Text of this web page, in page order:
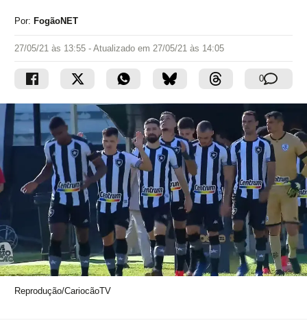
Por: FogãoNET
27/05/21 às 13:55 - Atualizado em 27/05/21 às 14:05
0
Reprodução/CariocãoTV